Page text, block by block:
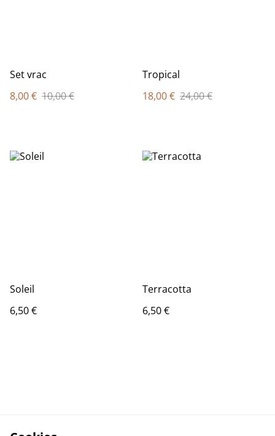
Set vrac
8,00 € 10,00 €
Tropical
18,00 € 24,00 €
Soleil
6,50 €
Terracotta
6,50 €